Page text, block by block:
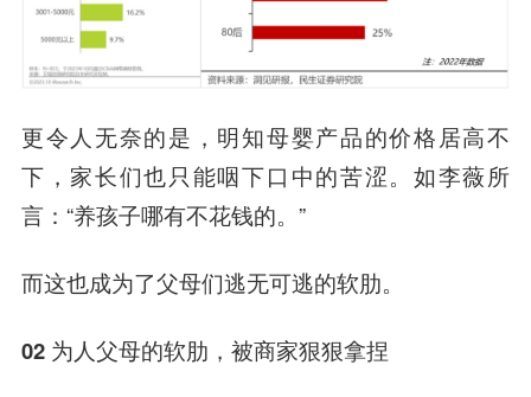
更令人无奈的是，明知母婴产品的价格居高不
下，家长们也只能咽下口中的苦涩。如李薇所
言：“养孩子哪有不花钱的。”
而这也成为了父母们逃无可逃的软肋。
02 为人父母的软肋，被商家狠狠拿捏